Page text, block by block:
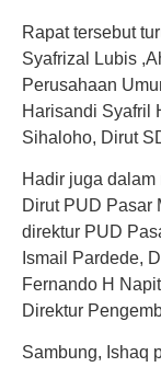
Rapat tersebut
Syafrizal Lubis
Perusahaan
Harisandi Syafril
Sihaloho, Dirut
Hadir juga dalam
Dirut PUD Pasar
direktur PUD
Ismail Pardede,
Fernando H
Direktur
Sambung, Ishaq